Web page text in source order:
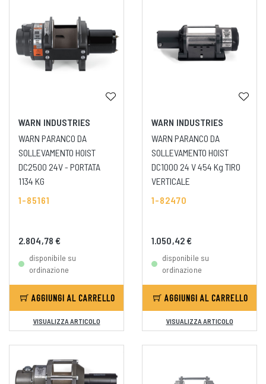
WARN INDUSTRIES
WARN PARANCO DA
SOLLEVAMENTO HOIST
DC2500 24V - PORTATA
1134 KG
1-85161
2.804,78 €
disponibile su
ordinazione
AGGIUNGI AL CARRELLO
VISUALIZZA ARTICOLO
WARN INDUSTRIES
WARN PARANCO DA
SOLLEVAMENTO HOIST
DC1000 24 V 454 Kg TIRO
VERTICALE
1-82470
1.050,42 €
disponibile su
ordinazione
AGGIUNGI AL CARRELLO
VISUALIZZA ARTICOLO